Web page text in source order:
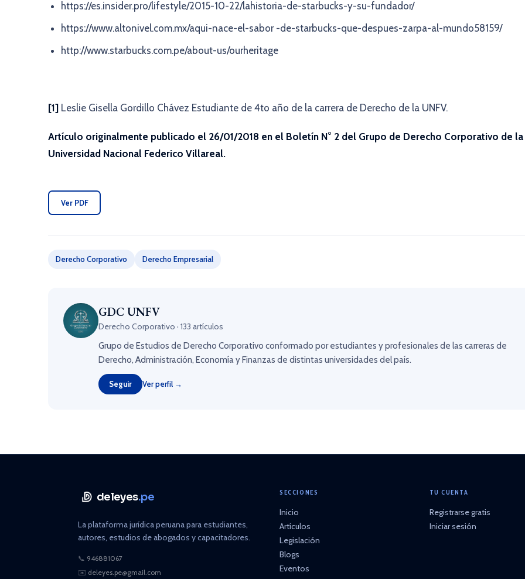
https://es.insider.pro/lifestyle/2015-10-22/lahistoria-de-starbucks-y-su-fundador/
https://www.altonivel.com.mx/aqui-nace-el-sabor -de-starbucks-que-despues-zarpa-al-mundo58159/
http://www.starbucks.com.pe/about-us/ourheritage
[1] Leslie Gisella Gordillo Chávez Estudiante de 4to año de la carrera de Derecho de la UNFV.
Artículo originalmente publicado el 26/01/2018 en el Boletín N° 2 del Grupo de Derecho Corporativo de la
Universidad Nacional Federico Villareal.
Ver PDF
Derecho Corporativo Derecho Empresarial
GDC UNFV
Derecho Corporativo · 133 artículos
Grupo de Estudios de Derecho Corporativo conformado por estudiantes y profesionales de las carreras de
Derecho, Administración, Economía y Finanzas de distintas universidades del país.
Seguir Ver perfil →
deleyes.pe
La plataforma jurídica peruana para estudiantes,
autores, estudios de abogados y capacitadores.
📞 946881067
✉️ deleyes.pe@gmail.com
SECCIONES
Inicio
Artículos
Legislación
Blogs
Eventos
TU CUENTA
Registrarse gratis
Iniciar sesión